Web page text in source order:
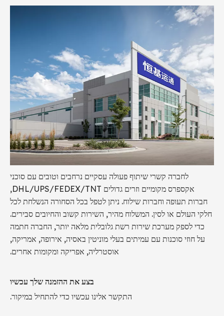
לחברה קשרי שיתוף פעולה עסקיים נרחבים וטובים עם סוכני
אקספרס מקומיים וזרים גדולים DHL/UPS/FEDEX/TNT,
חברות תעופה וחברות שילוח. ניתן לטפל בכל הסחורה הנשלחת לכל
חלקי העולם או לסין. המשלוח מהיר, השירות קשוב והחיובים סבירים.
כדי לספק מערכת שירות רשת גלובלית מלאה יותר, החברה חתמה
על חוזי סוכנות עם עמיתים בעלי מוניטין באסיה, אירופה, אמריקה,
אוסטרליה, אפריקה ומקומות אחרים.
בצע את ההזמנה שלך עכשיו
התקשר אלינו עכשיו כדי להתחיל במיקור.